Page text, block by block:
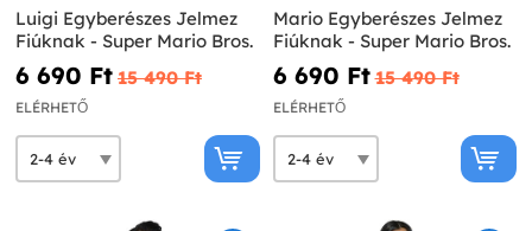
Luigi Egyberészes Jelmez
Fiúknak - Super Mario Bros.
6 690 Ft‎ 15 490 Ft‎
ELÉRHETŐ
Mario Egyberészes Jelmez
Fiúknak - Super Mario Bros.
6 690 Ft‎ 15 490 Ft‎
ELÉRHETŐ